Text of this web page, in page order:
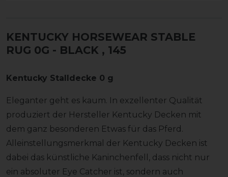
KENTUCKY HORSEWEAR STABLE
RUG 0G - BLACK , 145
Kentucky Stalldecke 0 g
Eleganter geht es kaum. In exzellenter Qualität
produziert der Hersteller Kentucky Decken mit
dem ganz besonderen Etwas für das Pferd.
Alleinstellungsmerkmal der Kentucky Decken ist
dabei das künstliche Kaninchenfell, dass nicht nur
ein absoluter Eye Catcher ist, sondern auch